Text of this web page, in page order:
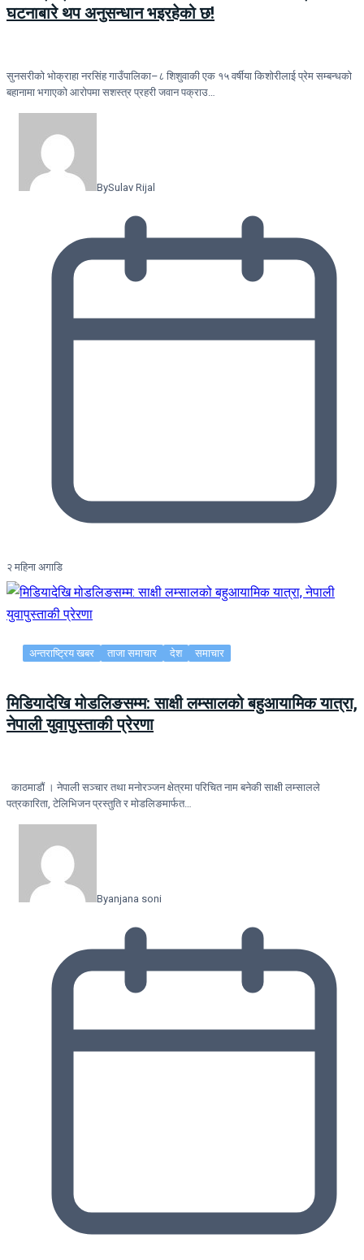
घटनाबारे थप अनुसन्धान भइरहेको छ!
सुनसरीको भोक्राहा नरसिंह गाउँपालिका–८ शिशुवाकी एक १५ वर्षीया किशोरीलाई प्रेम सम्बन्धको
बहानामा भगाएको आरोपमा सशस्त्र प्रहरी जवान पक्राउ…
BySulav Rijal
२ महिना अगाडि
अन्तराष्ट्रिय खबर ताजा समाचार देश समाचार
मिडियादेखि मोडलिङसम्म: साक्षी लम्सालको बहुआयामिक यात्रा,
नेपाली युवापुस्ताकी प्रेरणा
काठमाडौं । नेपाली सञ्चार तथा मनोरञ्जन क्षेत्रमा परिचित नाम बनेकी साक्षी लम्सालले
पत्रकारिता, टेलिभिजन प्रस्तुति र मोडलिङमार्फत…
Byanjana soni